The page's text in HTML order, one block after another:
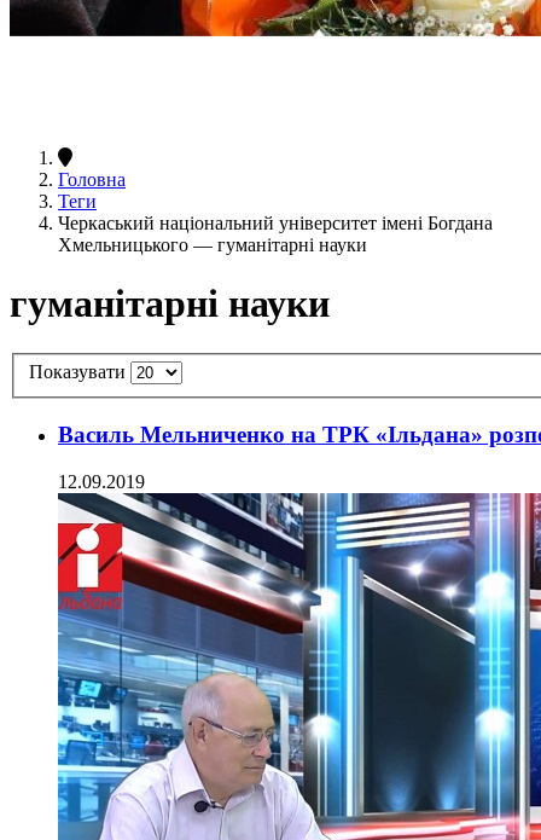
Головна
Теги
Черкаський національний університет імені Богдана
Хмельницького — гуманітарні науки
гуманітарні науки
Показувати
Василь Мельниченко на ТРК «Ільдана»
12.09.2019